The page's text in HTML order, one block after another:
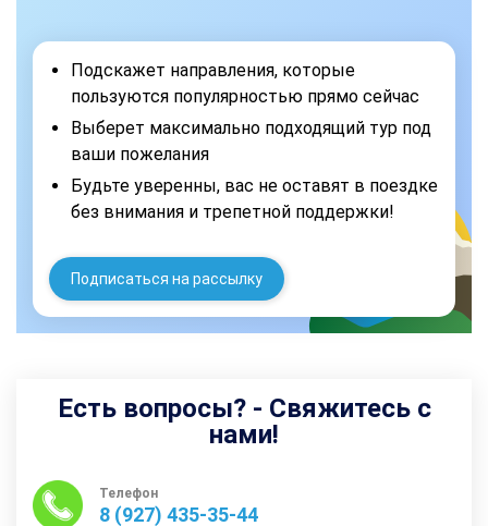
Подскажет направления, которые
пользуются популярностью прямо сейчас
Выберет максимально подходящий тур под
ваши пожелания
Будьте уверенны, вас не оставят в поездке
без внимания и трепетной поддержки!
Подписаться на рассылку
Есть вопросы? - Свяжитесь с
нами!
Телефон
8 (927) 435-35-44